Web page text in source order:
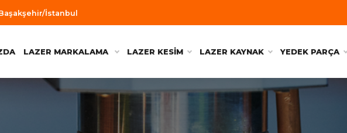
İstanbul
LAZER MARKALAMA LAZER KESİM LAZER KAYNAK YEDEK PARÇA